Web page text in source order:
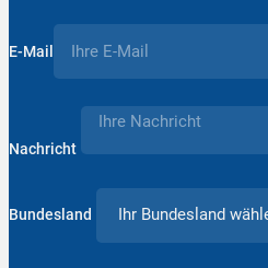
E-Mail
Nachricht
Bundesland